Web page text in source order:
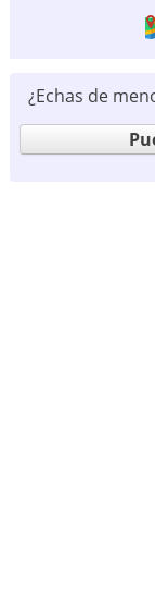
¿Echas de